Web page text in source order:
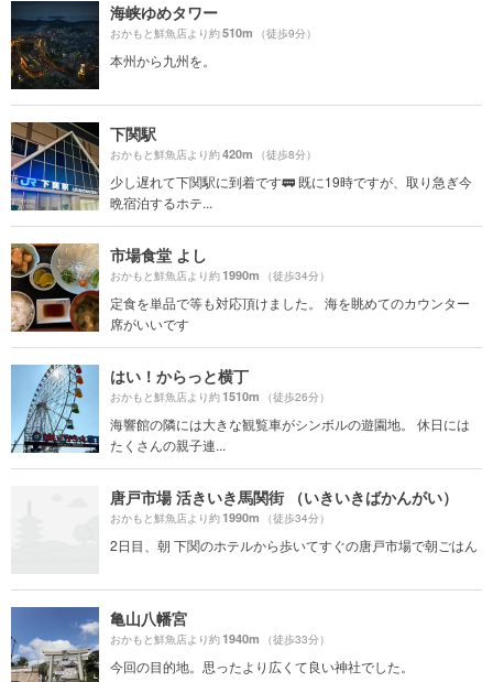
海峡ゆめタワー
おかもと鮮魚店より約510m （徒歩9分）
本州から九州を。
下関駅
おかもと鮮魚店より約420m （徒歩8分）
少し遅れて下関駅に到着です🚃 既に19時ですが、取り急ぎ今
晩宿泊するホテ...
市場食堂 よし
おかもと鮮魚店より約1990m （徒歩34分）
定食を単品で等も対応頂けました。 海を眺めてのカウンター
席がいいです
はい！からっと横丁
おかもと鮮魚店より約1510m （徒歩26分）
海響館の隣には大きな観覧車がシンボルの遊園地。 休日には
たくさんの親子連...
唐戸市場 活きいき馬関街 （いきいきばかんがい）
おかもと鮮魚店より約1990m （徒歩34分）
2日目、朝 下関のホテルから歩いてすぐの唐戸市場で朝ごはん
亀山八幡宮
おかもと鮮魚店より約1940m （徒歩33分）
今回の目的地。思ったより広くて良い神社でした。